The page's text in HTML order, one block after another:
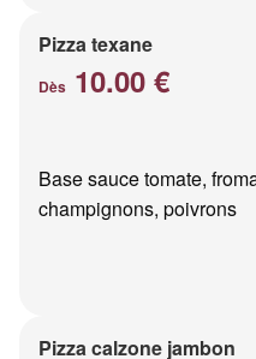
Pizza texane
Dès 10.00 €
Base sauce tomate,
champignons, poivrons
Pizza calzone jambon